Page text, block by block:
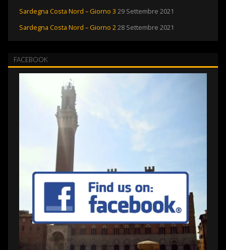
Sardegna Costa Nord – Giorno 3 29 Settembre 2021
Sardegna Costa Nord – Giorno 2 28 Settembre 2021
FACEBOOK